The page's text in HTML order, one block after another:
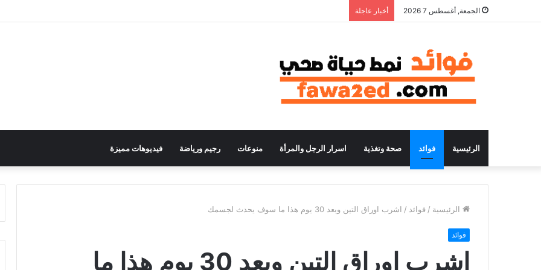
الجمعة, أغسطس 7 2026 أخبار عاجلة
الرئيسية فوائد صحة وتغذية اسرار الرجل والمرأة منوعات رجيم ورياضة فيديوهات مميزة
الرئيسية / فوائد / اشرب اوراق التين وبعد 30 يوم هذا ما سوف يحدث لجسمك
فوائد
اشرب اوراق التين وبعد 30 يوم هذا ما